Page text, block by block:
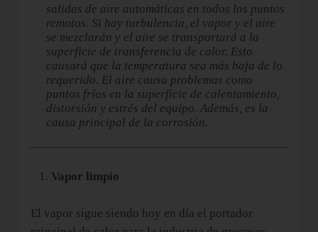
salidas de aire automáticas en todos los puntos
remotos. Si hay turbulencia, el vapor y el aire
se mezclarán y el aire se transportará a la
superficie de transferencia de calor. Esto
causará que la temperatura sea más baja de lo
requerido. El aire causa problemas como
puntos fríos en la superficie de calentamiento,
distorsión y estrés del equipo. Además, es la
causa principal de la corrosión.
Vapor limpio
El vapor sigue siendo hoy en día el portador